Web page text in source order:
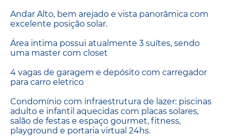
Andar Alto, bem arejado e vista panorâmica com
excelente posição solar.
Área intima possui atualmente 3 suítes, sendo
uma master com closet
4 vagas de garagem e depósito com carregador
para carro eletrico
Condomínio com infraestrutura de lazer: piscinas
adulto e infantil aquecidas com placas solares,
salão de festas e espaço gourmet, fitness,
playground e portaria virtual 24hs.